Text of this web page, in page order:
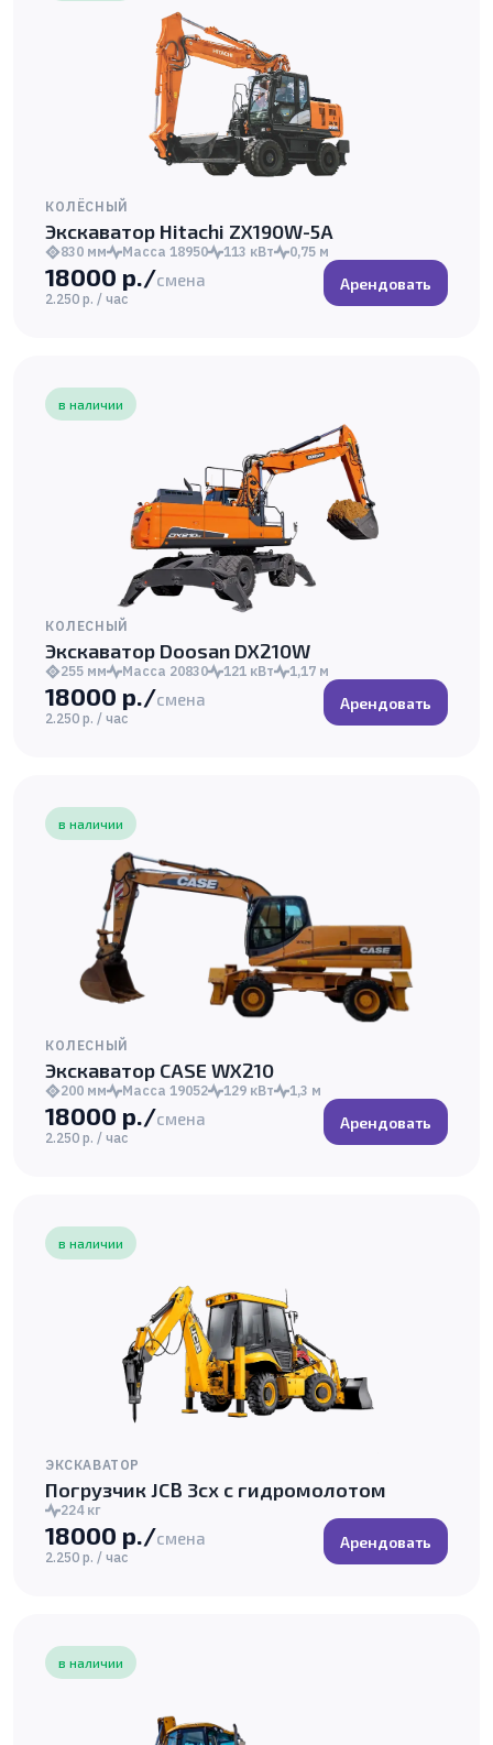
КОЛЁСНЫЙ
Экскаватор Hitachi ZX190W-5A
830 мм Масса 18950 113 кВт 0,75 м
18000 р./смена
2.250 р. / час
Арендовать
в наличии
КОЛЕСНЫЙ
Экскаватор Doosan DX210W
255 мм Масса 20830 121 кВт 1,17 м
18000 р./смена
2.250 р. / час
Арендовать
в наличии
КОЛЕСНЫЙ
Экскаватор CASE WX210
200 мм Масса 19052 129 кВт 1,3 м
18000 р./смена
2.250 р. / час
Арендовать
в наличии
ЭКСКАВАТОР
Погрузчик JCB 3cx с гидромолотом
224 кг
18000 р./смена
2.250 р. / час
Арендовать
в наличии